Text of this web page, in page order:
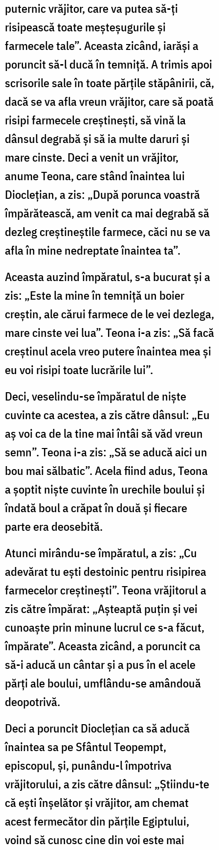
puternic vrăjitor, care va putea să-ți
risipească toate meșteșugurile și
farmecele tale”. Aceasta zicând, iarăși a
poruncit să-l ducă în temniță. A trimis apoi
scrisorile sale în toate părțile stăpânirii, că,
dacă se va afla vreun vrăjitor, care să poată
risipi farmecele creștinești, să vină la
dânsul degrabă și să ia multe daruri și
mare cinste. Deci a venit un vrăjitor,
anume Teona, care stând înaintea lui
Dioclețian, a zis: „După porunca voastră
împărătească, am venit ca mai degrabă să
dezleg creștineștile farmece, căci nu se va
afla în mine nedreptate înaintea ta”.
Aceasta auzind împăratul, s-a bucurat și a
zis: „Este la mine în temniță un boier
creștin, ale cărui farmece de le vei dezlega,
mare cinste vei lua”. Teona i-a zis: „Să facă
creștinul acela vreo putere înaintea mea și
eu voi risipi toate lucrările lui”.
Deci, veselindu-se împăratul de niște
cuvinte ca acestea, a zis către dânsul: „Eu
aș voi ca de la tine mai întâi să văd vreun
semn”. Teona i-a zis: „Să se aducă aici un
bou mai sălbatic”. Acela fiind adus, Teona
a șoptit niște cuvinte în urechile boului și
îndată boul a crăpat în două și fiecare
parte era deosebită.
Atunci mirându-se împăratul, a zis: „Cu
adevărat tu ești destoinic pentru risipirea
farmecelor creștinești”. Teona vrăjitorul a
zis către împărat: „Așteaptă puțin și vei
cunoaște prin minune lucrul ce s-a făcut,
împărate”. Aceasta zicând, a poruncit ca
să-i aducă un cântar și a pus în el acele
părți ale boului, umflându-se amândouă
deopotrivă.
Deci a poruncit Dioclețian ca să aducă
înaintea sa pe Sfântul Teopempt,
episcopul, și, punându-l împotriva
vrăjitorului, a zis către dânsul: „Știindu-te
că ești înșelător și vrăjitor, am chemat
acest fermecător din părțile Egiptului,
voind să cunosc cine din voi este mai